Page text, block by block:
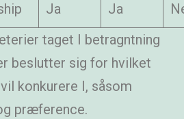
Ja Ja
taget I betragntning
beslutter sig for hvilket
konkurere I, såsom
præference.